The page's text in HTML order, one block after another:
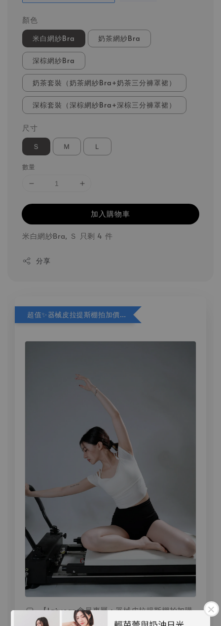
顏色
米白網紗Bra 奶茶網紗Bra
深棕網紗Bra
奶茶套裝（奶茶網紗Bra+奶茶三分褲罩裙）
深棕套裝（深棕網紗Bra+深棕三分褲罩裙）
尺寸
Ｓ Ｍ Ｌ
數量
加入購物車
米白網紗Bra, Ｓ 只剩 4 件
分享
超值✨器械皮拉提斯棚拍加價購
【Laiwear 會員專屬：器械皮拉提斯棚拍加購
企劃】📸